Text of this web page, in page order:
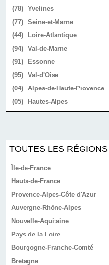
(78)
Yvelines
(77)
Seine-et-Marne
(44)
Loire-Atlantique
(94)
Val-de-Marne
(91)
Essonne
(95)
Val-d'Oise
(04)
Alpes-de-Haute-Provence
(05)
Hautes-Alpes
TOUTES LES
Île-de-France
Hauts-de-France
Provence-Alpes-Côte d'Azur
Auvergne-Rhône-Alpes
Nouvelle-Aquitaine
Pays de la Loire
Bourgogne-Franche-Comté
Bretagne